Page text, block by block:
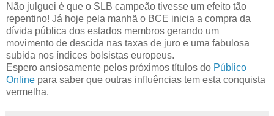
Não julguei é que o SLB campeão tivesse um efeito tão
repentino! Já hoje pela manhã o BCE inicia a compra da
dívida pública dos estados membros gerando um
movimento de descida nas taxas de juro e uma fabulosa
subida nos índices bolsistas europeus.
Espero ansiosamente pelos próximos títulos do Público
Online para saber que outras influências tem esta conquista
vermelha.